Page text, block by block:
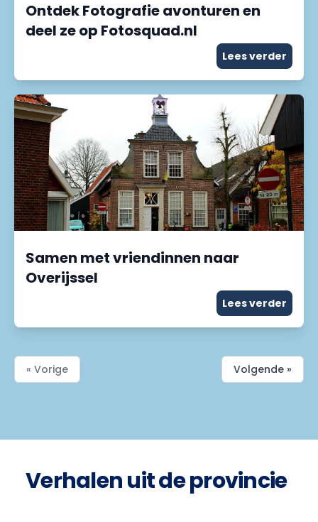
Ontdek Fotografie avonturen en
deel ze op Fotosquad.nl
Lees verder
Samen met vriendinnen naar
Overijssel
Lees verder
« Vorige Volgende »
Verhalen uit de provincie